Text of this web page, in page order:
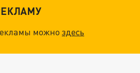
можноздесь